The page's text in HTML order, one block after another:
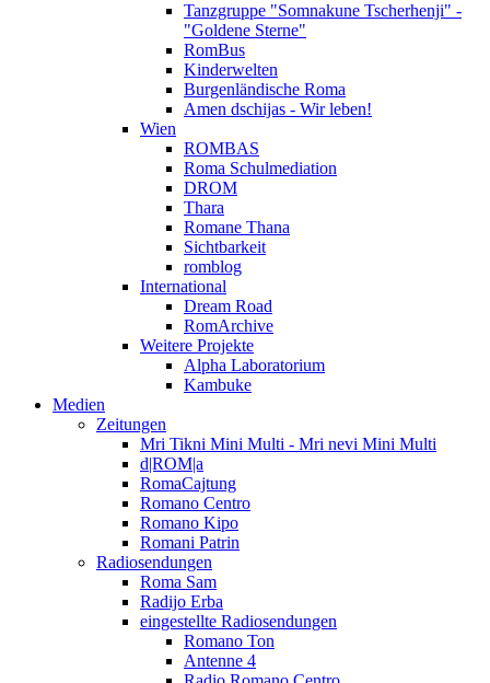
Tanzgruppe "Somnakune Tscherhenji" -
"Goldene Sterne"
RomBus
Kinderwelten
Burgenländische Roma
Amen dschijas - Wir leben!
Wien
ROMBAS
Roma Schulmediation
DROM
Thara
Romane Thana
Sichtbarkeit
romblog
International
Dream Road
RomArchive
Weitere Projekte
Alpha Laboratorium
Kambuke
Medien
Zeitungen
Mri Tikni Mini Multi - Mri nevi Mini Multi
d|ROM|a
RomaCajtung
Romano Centro
Romano Kipo
Romani Patrin
Radiosendungen
Roma Sam
Radijo Erba
eingestellte Radiosendungen
Romano Ton
Antenne 4